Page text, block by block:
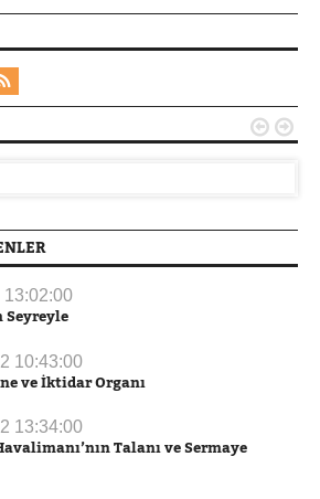
 
13:02:00
Seyreyle
10:43:00
ve İktidar Organı
13:34:00
Talanı ve Sermaye